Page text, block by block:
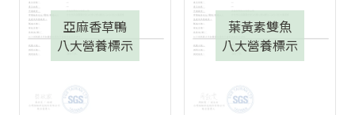
亞麻香草鴨
八大營養標示
葉黃素雙魚
八大營養標示